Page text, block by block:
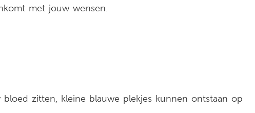
met jouw wensen.
zitten, kleine blauwe plekjes kunnen ontstaan op